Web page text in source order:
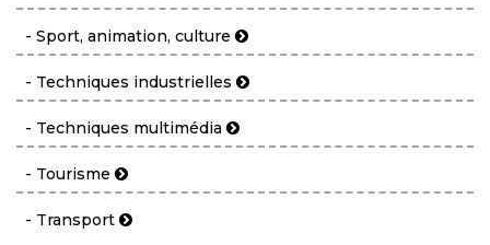
- Sport, animation, culture
- Techniques industrielles
- Techniques multimédia
- Tourisme
- Transport